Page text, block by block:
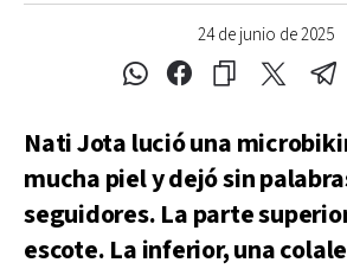
24 de junio de 2025
Nati Jota lució una
mucha piel y dejó sin
seguidores. La parte
escote. La inferior, una